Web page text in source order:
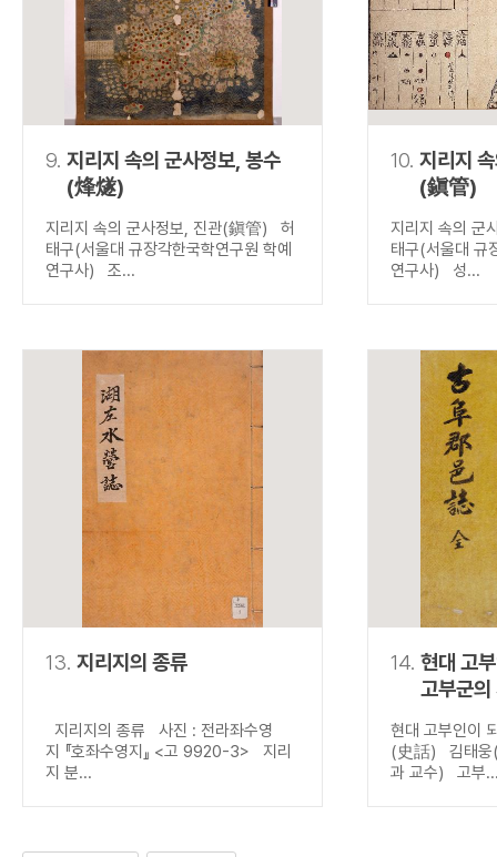
9. 지리지 속의 군사정보, 봉수
(烽燧)
지리지 속의 군사정보, 진관(鎭管) 허
태구(서울대 규장각한국학연구원 학예
연구사) 조...
10. 지리지
(鎭管)
지리지 속의
태구(서울대 규
연구사) 성...
13. 지리지의 종류
지리지의 종류 사진 : 전라좌수영
지 『호좌수영지』 <고 9920-3> 지리
지 분...
14. 현대 고
고부군
현대 고부인이
(史話) 김태웅(
과 교수) 고부